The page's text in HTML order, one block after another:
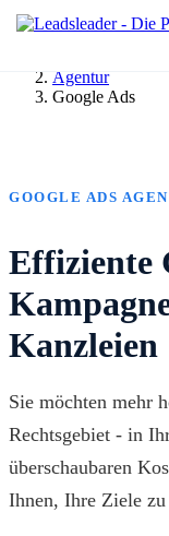
Agentur
Google Ads
GOOGLE ADS
Effiziente
Kanzleien
Sie möchten mehr
Rechtsgebiet - in
überschaubaren
Ihnen, Ihre Ziele zu